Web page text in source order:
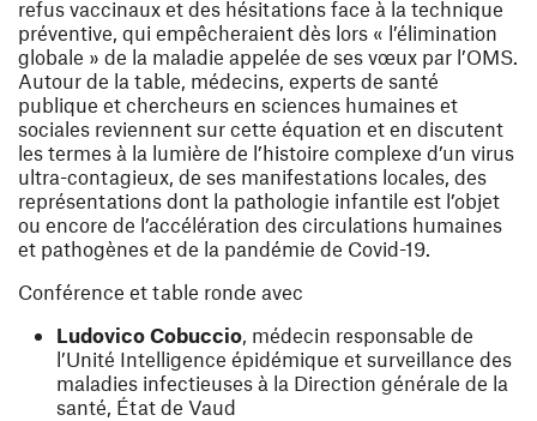
refus vaccinaux et des hésitations face à la technique
préventive, qui empêcheraient dès lors « l’élimination
globale » de la maladie appelée de ses vœux par l’OMS.
Autour de la table, médecins, experts de santé
publique et chercheurs en sciences humaines et
sociales reviennent sur cette équation et en discutent
les termes à la lumière de l’histoire complexe d’un virus
ultra-contagieux, de ses manifestations locales, des
représentations dont la pathologie infantile est l’objet
ou encore de l’accélération des circulations humaines
et pathogènes et de la pandémie de Covid-19.
Conférence et table ronde avec
Ludovico Cobuccio, médecin responsable de
l’Unité Intelligence épidémique et surveillance des
maladies infectieuses à la Direction générale de la
santé, État de Vaud